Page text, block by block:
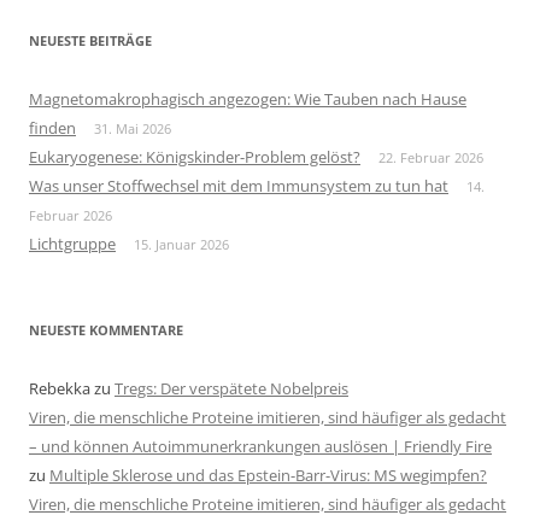
NEUESTE BEITRÄGE
Magnetomakrophagisch angezogen: Wie Tauben nach Hause
finden
31. Mai 2026
Eukaryogenese: Königskinder-Problem gelöst? 22. Februar 2026
Was unser Stoffwechsel mit dem Immunsystem zu tun hat
14.
Februar 2026
Lichtgruppe 15. Januar 2026
NEUESTE KOMMENTARE
Rebekkazu Tregs: Der verspätete Nobelpreis
Viren, die menschliche Proteine imitieren, sind häufiger als gedacht
– und können Autoimmunerkrankungen auslösen | Friendly Fire
zu Multiple Sklerose und das Epstein-Barr-Virus: MS wegimpfen?
Viren, die menschliche Proteine imitieren, sind häufiger als gedacht